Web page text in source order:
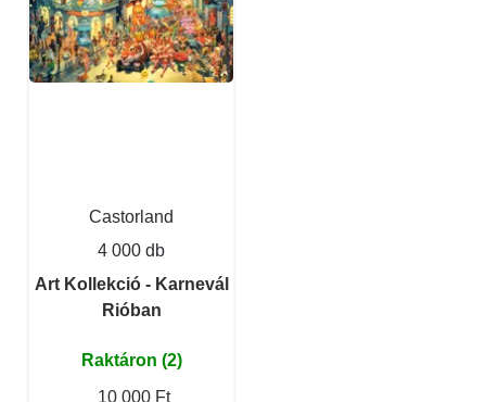
Castorland
4 000 db
Art Kollekció - Karnevál
Rióban
Raktáron (2)
10 000 Ft